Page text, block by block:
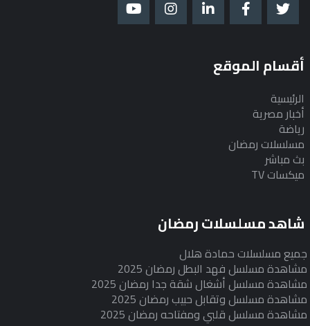
أقسام الموقع
الرئيسية
أخبار مصرية
رياضة
مسلسلات رمضان
بث مباشر
ميكسات TV
شاهد مسلسلات رمضان
جميع مسلسلات حمادة هلال
مشاهدة مسلسل فهد البطل رمضان 2025
مشاهدة مسلسل أشغال شقة جدا رمضان 2025
مشاهدة مسلسل وتقابل حبيب رمضان 2025
مشاهدة مسلسل قلبي ومفتاحه رمضان 2025